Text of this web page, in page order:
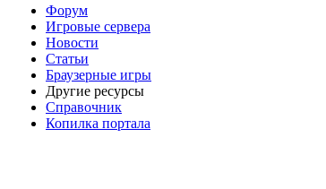
Форум
Игровые сервера
Новости
Статьи
Браузерные игры
Другие ресурсы
Справочник
Копилка портала